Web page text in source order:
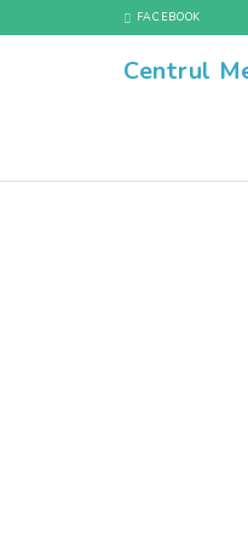
FACEBOOK
Centrul